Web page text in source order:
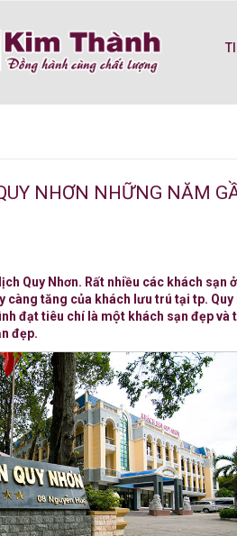
NHƠN NHỮNG NĂM
Quy Nhơn. Rất nhiều các khách sạn
tăng của khách lưu trú tại tp.
đạt tiêu chí là một khách sạn đẹp
đẹp.